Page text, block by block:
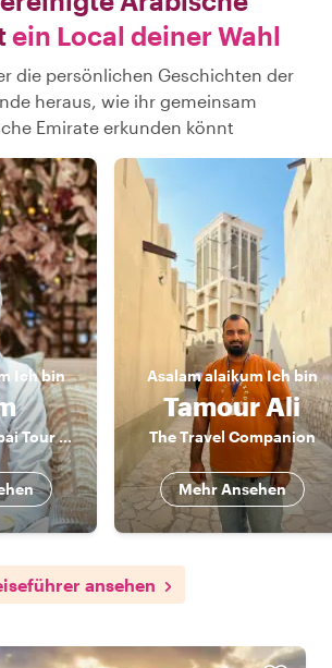
ein Local deiner Wahl
die persönlichen Geschichten der
heraus, wie ihr gemeinsam
Emirate erkunden könnt
Ich bin
Professional Dubai Tour Guide | Experience the City’s Past, Present & Future.
Asalam alaikum Ich bin
Tamour Ali
The Travel Companion
Mehr Ansehen
ansehen